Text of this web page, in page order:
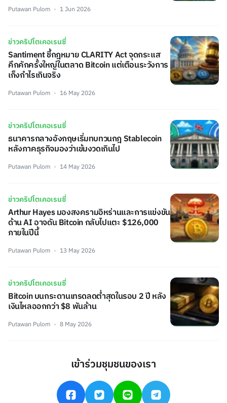
Putawan Pulom 1 Jun 2026
ข่าวคริปโตเคอเรนซี่
Santiment ชี้กฎหมาย CLARITY Act จุดกระแส
คึกคักครั้งใหญ่ในตลาด Bitcoin แต่เตือนระวังการ
เก็งกำไรเกินจริง
Putawan Pulom 16 May 2026
ข่าวคริปโตเคอเรนซี่
ธนาคารกลางอังกฤษเริ่มทบทวนกฎ Stablecoin
หลังภาคธุรกิจมองว่าเข้มงวดเกินไป
Putawan Pulom 14 May 2026
ข่าวคริปโตเคอเรนซี่
Arthur Hayes มองสงครามอิหร่านและการแข่งขัน
ด้าน AI อาจดัน Bitcoin กลับไปแตะ $126,000
ภายในปีนี้
Putawan Pulom 13 May 2026
ข่าวคริปโตเคอเรนซี่
Bitcoin บนกระดานเทรดลดต่ำสุดในรอบ 2 ปี หลัง
เงินไหลออกกว่า $8 พันล้าน
Putawan Pulom 8 May 2026
เข้าร่วมชุมชนของเรา